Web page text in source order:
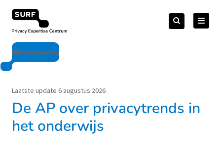
naar
content
Privacy Expertise Centrum
Zoeken
naar:Zoeken
Vernieuwing
Laatste update 6 augustus 2026
De AP over privacytrends in
het onderwijs